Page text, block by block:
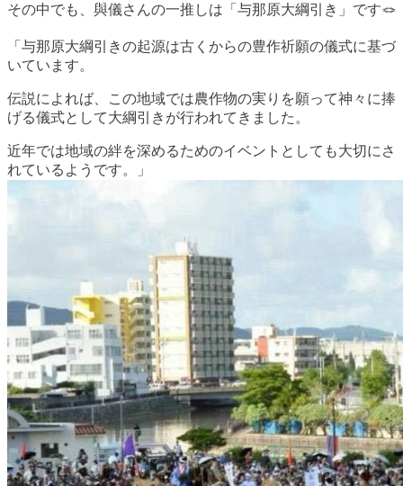
その中でも、與儀さんの一推しは「与那原大綱引き」です🪢
「与那原大綱引きの起源は古くからの豊作祈願の儀式に基づ
いています。
伝説によれば、この地域では農作物の実りを願って神々に捧
げる儀式として大綱引きが行われてきました。
近年では地域の絆を深めるためのイベントとしても大切にさ
れているようです。」